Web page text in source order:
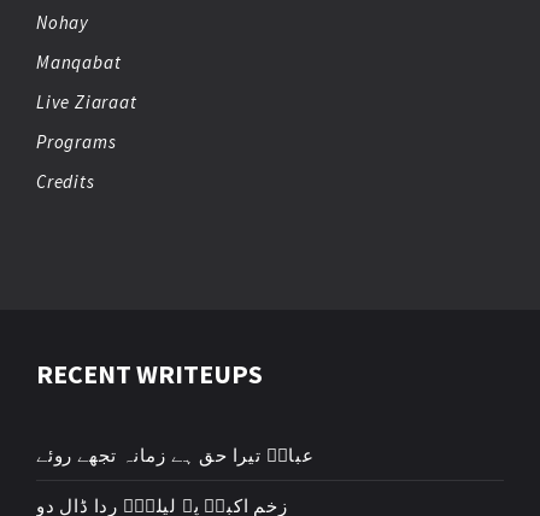
Nohay
Manqabat
Live Ziaraat
Programs
Credits
RECENT WRITEUPS
عباسؑ تیرا حق ہے زمانہ تجھے روئے
زخمِ اکبرؑ پہ لیلیٰؑ ردا ڈال دو